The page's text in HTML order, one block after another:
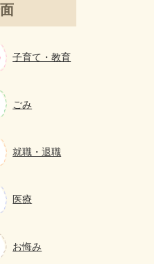
子育て・教育
ごみ
就職・退職
医療
お悔み